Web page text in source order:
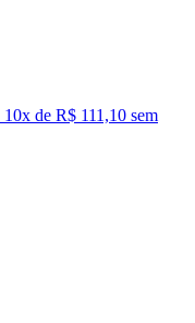
10x de R$ 111,10 sem